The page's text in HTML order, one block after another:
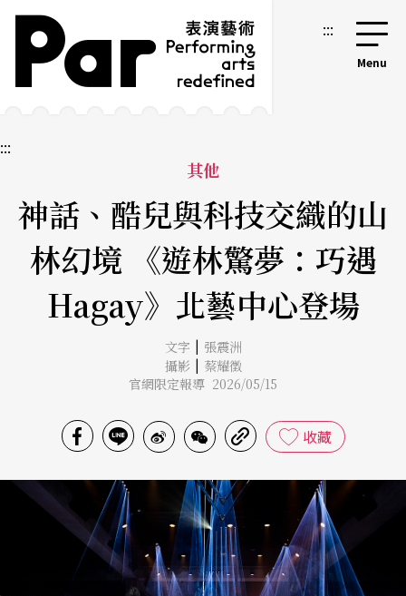
跳到主要內容區塊
網站導覽 :::
:::
其他
神話、酷兒與科技交織的山
林幻境 《遊林驚夢：巧遇
Hagay》北藝中心登場
文字 | 張震洲
攝影 | 蔡耀徵
官網限定報導 2026/05/15
收藏